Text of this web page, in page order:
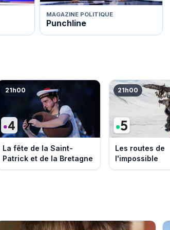
MAGAZINE POLITIQUE
Punchline
21h00
La fête de la Saint-
Patrick et de la Bretagne
21h00
Les routes de
l'impossible